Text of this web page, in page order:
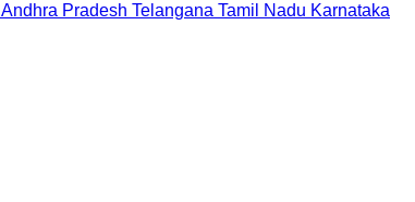
Andhra Pradesh Telangana Tamil Nadu Karnataka